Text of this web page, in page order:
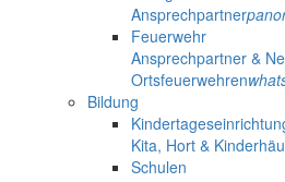
Ansprechpartner
Feuerwehr
Ansprechpartner &
Ortsfeuerwehren
Bildung
Kita, Hort &
Schulen